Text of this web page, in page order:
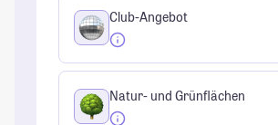
Club-Angebot
Natur- und Grünflächen